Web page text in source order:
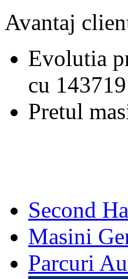
Avantaj
Evolutia
cu
Pretul
Second
Masini
Parcuri